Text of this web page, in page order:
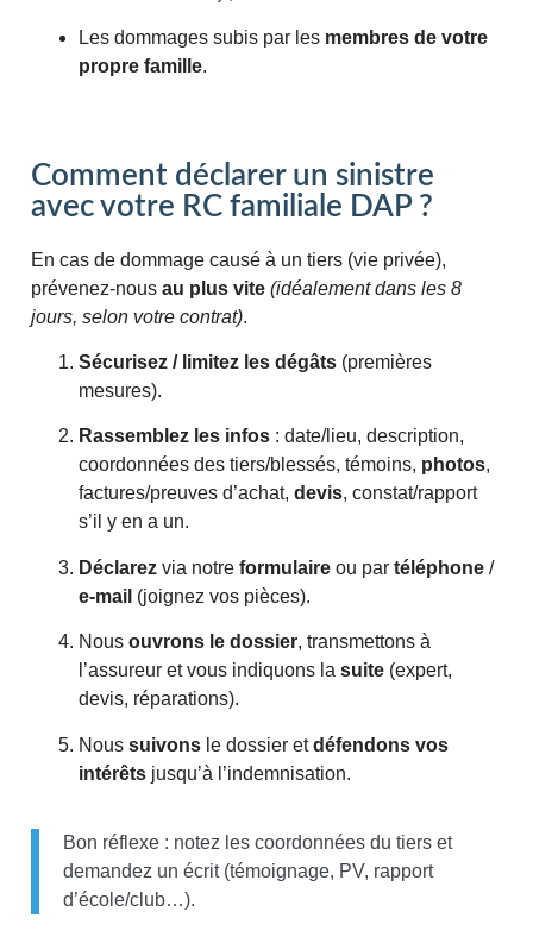
Les dommages subis par les membres de votre
propre famille.
Comment déclarer un sinistre
avec votre RC familiale DAP ?
En cas de dommage causé à un tiers (vie privée),
prévenez-nous au plus vite (idéalement dans les 8
jours, selon votre contrat).
Sécurisez / limitez les dégâts (premières
mesures).
Rassemblez les infos : date/lieu, description,
coordonnées des tiers/blessés, témoins, photos,
factures/preuves d’achat, devis, constat/rapport
s’il y en a un.
Déclarez via notre formulaire ou par téléphone /
e-mail (joignez vos pièces).
Nous ouvrons le dossier, transmettons à
l’assureur et vous indiquons la suite (expert,
devis, réparations).
Nous suivons le dossier etdéfendons vos
intérêts jusqu’à l’indemnisation.
Bon réflexe : notez les coordonnées du tiers et
demandez un écrit (témoignage, PV, rapport
d’école/club…).